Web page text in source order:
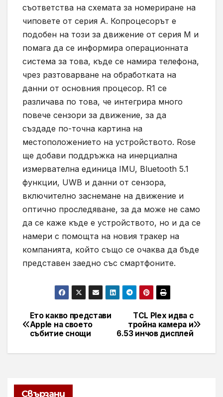
съответства на схемата за номериране на
чиповете от серия А. Копроцесорът е
подобен на този за движение от серия М и
помага да се информира операционната
система за това, къде се намира телефона,
чрез разтоварване на обработката на
данни от основния процесор. R1 се
различава по това, че интегрира много
повече сензори за движение, за да
създаде по-точна картина на
местоположението на устройството. Rose
ще добави поддръжка на инерциална
измервателна единица IMU, Bluetooth 5.1
функции, UWB и данни от сензора,
включително заснемане на движение и
оптично проследяване, за да може не само
да се каже къде е устройството, но и да се
намери с помощта на новия тракер на
компанията, който също се очаква да бъде
представен заедно със смартфоните.
Навигация
TCL Plex идва с
тройна камера и
6.53 инчов дисплей
Ето какво представи
Apple на своето
събитие снощи
Свързани